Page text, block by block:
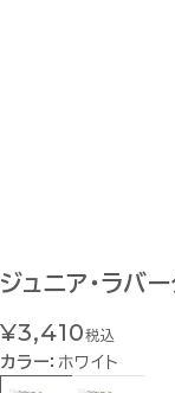
ジュニア・ラバ
¥3,410税込
カラー： ホワイト